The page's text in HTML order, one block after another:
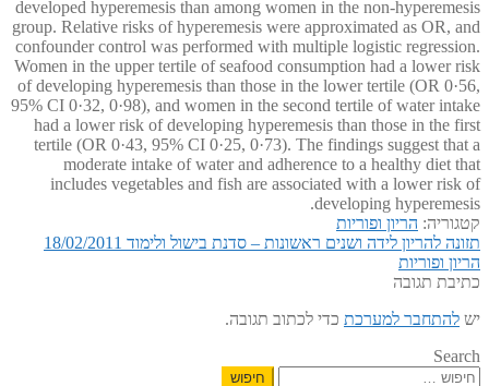
developed hyperemesis than among women in the non-hyperemesis
group. Relative risks of hyperemesis were approximated as OR, and
confounder control was performed with multiple logistic regression.
Women in the upper tertile of seafood consumption had a lower risk
of developing hyperemesis than those in the lower tertile (OR 0·56,
95% CI 0·32, 0·98), and women in the second tertile of water intake
had a lower risk of developing hyperemesis than those in the first
tertile (OR 0·43, 95% CI 0·25, 0·73). The findings suggest that a
moderate intake of water and adherence to a healthy diet that
includes vegetables and fish are associated with a lower risk of
developing hyperemesis.
קטגוריה: הריון ופוריות
ניווט
הפוסט
הקודם:
תזונה להריון לידה ושנים ראשונות – סדנת בישול ולימוד 18/02/2011
הפוסט
הבא:
הריון ופוריות
כתיבת תגובה
יש להתחבר למערכת כדי לכתוב תגובה.
Search
חיפוש: